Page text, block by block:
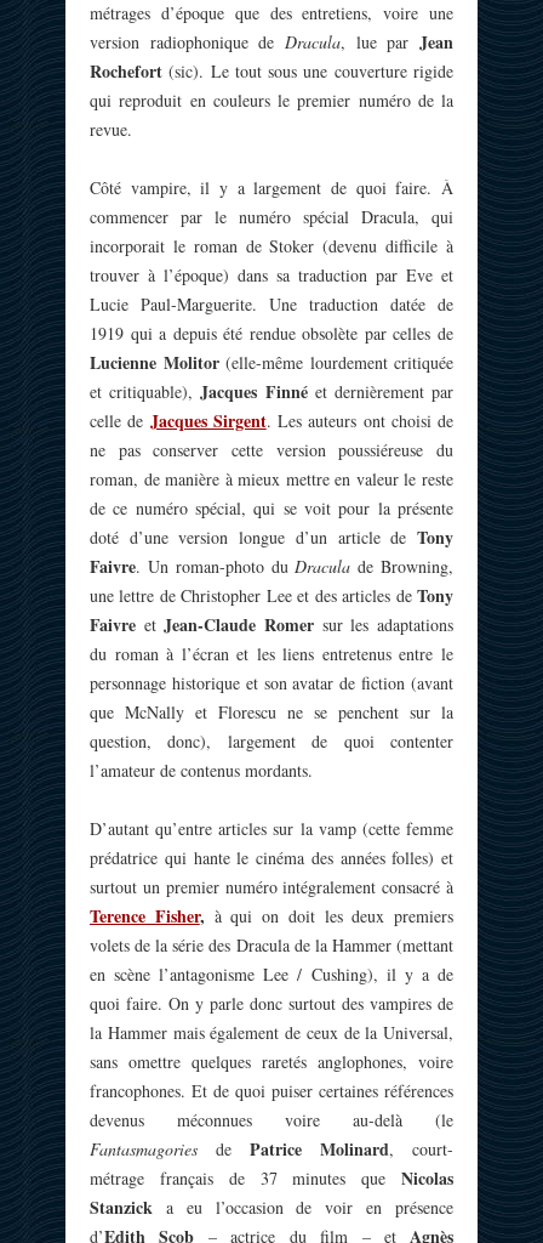
métrages d’époque que des entretiens, voire une
version radiophonique de Dracula, lue par Jean
Rochefort (sic). Le tout sous une couverture rigide
qui reproduit en couleurs le premier numéro de la
revue.
Côté vampire, il y a largement de quoi faire. À
commencer par le numéro spécial Dracula, qui
incorporait le roman de Stoker (devenu difficile à
trouver à l’époque) dans sa traduction par Eve et
Lucie Paul-Marguerite. Une traduction datée de
1919 qui a depuis été rendue obsolète par celles de
Lucienne Molitor(elle-même lourdement critiquée
et critiquable),Jacques Finnéet dernièrement par
celle de Jacques Sirgent. Les auteurs ont choisi de
ne pas conserver cette version poussiéreuse du
roman, de manière à mieux mettre en valeur le reste
de ce numéro spécial, qui se voit pour la présente
doté d’une version longue d’un article de Tony
Faivre. Un roman-photo duDracula de Browning,
une lettre de Christopher Lee et des articles de Tony
Faivre etJean-Claude Romer sur les adaptations
du roman à l’écran et les liens entretenus entre le
personnage historique et son avatar de fiction (avant
que McNally et Florescu ne se penchent sur la
question, donc), largement de quoi contenter
l’amateur de contenus mordants.
D’autant qu’entre articles sur la vamp (cette femme
prédatrice qui hante le cinéma des années folles) et
surtout un premier numéro intégralement consacré à
Terence Fisher, à qui on doit les deux premiers
volets de la série des Dracula de la Hammer (mettant
en scène l’antagonisme Lee / Cushing), il y a de
quoi faire. On y parle donc surtout des vampires de
la Hammer mais également de ceux de la Universal,
sans omettre quelques raretés anglophones, voire
francophones. Et de quoi puiser certaines références
devenus méconnues voire au-delà (le
Fantasmagories de Patrice Molinard, court-
métrage français de 37 minutes que Nicolas
Stanzick a eu l’occasion de voir en présence
d’Edith Scob – actrice du film – et Agnès